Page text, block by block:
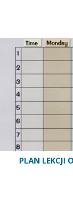
PLAN LEKCJI